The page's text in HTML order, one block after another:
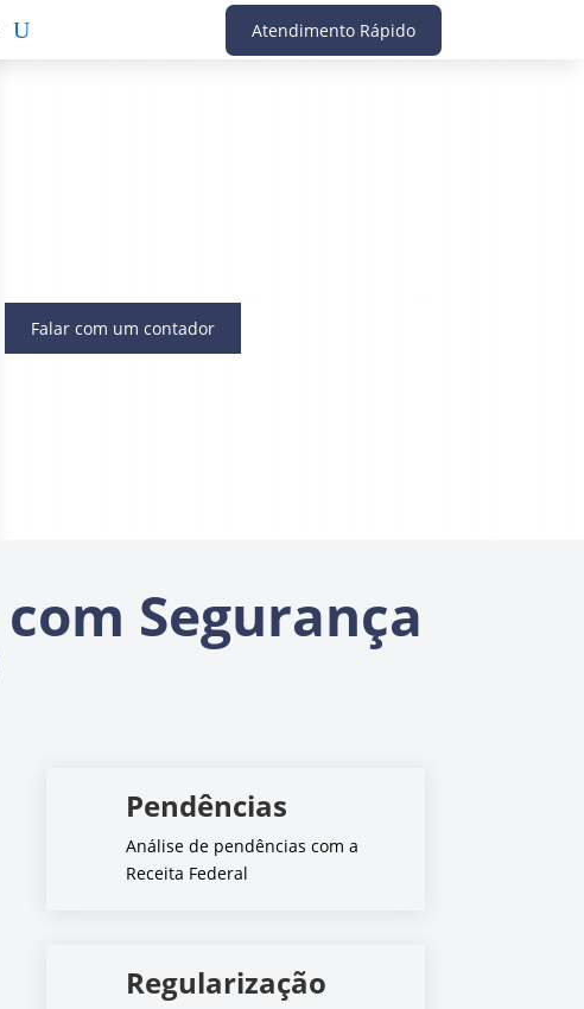
Atendimento Rápido
Falar com um contador
com Segurança
Pendências
Análise de pendências com a
Receita Federal
Regularização